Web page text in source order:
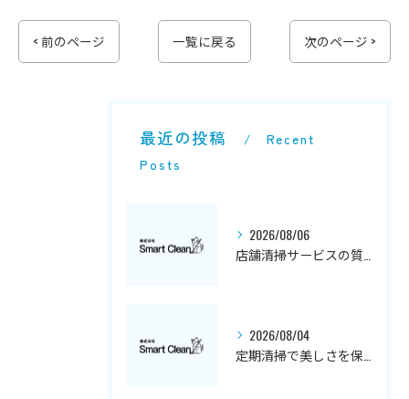
< 前のページ 一覧に戻る 次のページ >
最近の投稿
Recent
Posts
2026/08/06
2026/08/04